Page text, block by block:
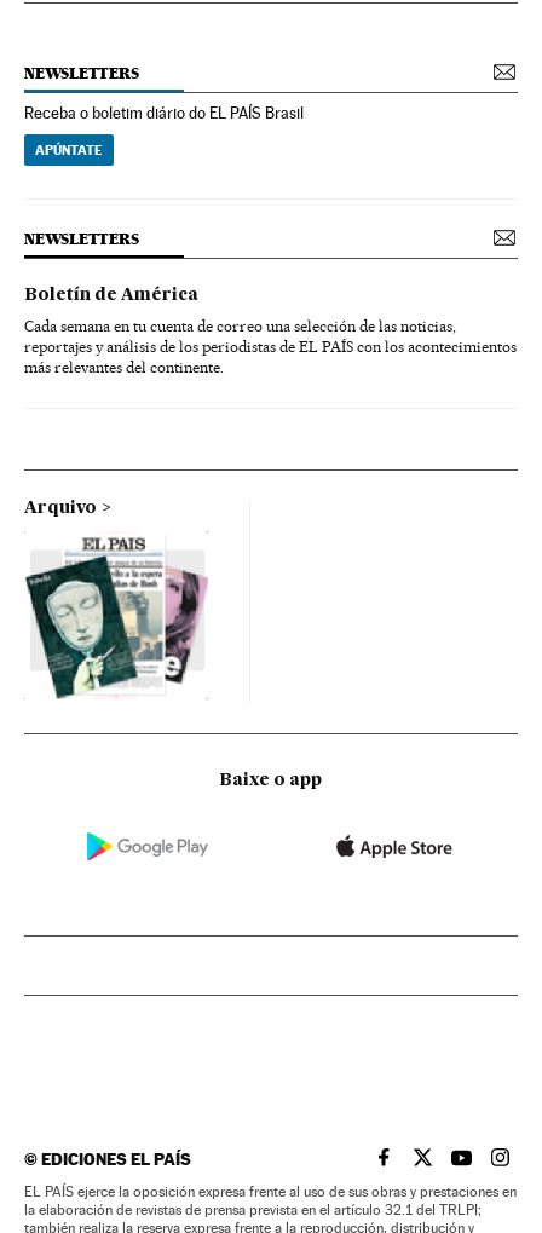
NEWSLETTERS
Receba o boletim diário do EL PAÍS Brasil
APÚNTATE
NEWSLETTERS
Boletín de América
Cada semana en tu cuenta de correo una selección de las noticias,
reportajes y análisis de los periodistas de EL PAÍS con los acontecimientos
más relevantes del continente.
Arquivo
Baixe o app
©EDICIONES EL PAÍS EL PAÍS BRASIL EN
EL PAÍSEL PAÍS
EL
EL PAÍS ejerce la oposición expresa frente al uso de sus obras y prestaciones en
la elaboración de revistas de prensa prevista en el artículo 32.1 del TRLPI;
también realiza la reserva expresa frente a la reproducción, distribución y